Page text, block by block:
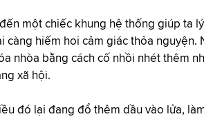
một chiếc khung hệ thống giúp ta
càng hiếm hoi cảm giác thỏa nguyện.
nhòa bằng cách cố nhồi nhét thêm
xã hội.
đó lại đang đổ thêm dầu vào lửa,